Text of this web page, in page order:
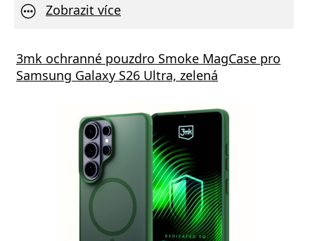
Zobrazit více
3mk ochranné pouzdro Smoke MagCase pro
Samsung Galaxy S26 Ultra, zelená
GaN5 Pro 65W černá